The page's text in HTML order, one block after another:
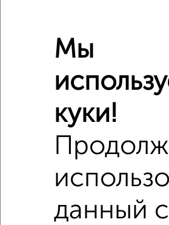
Мы
куки!
данный